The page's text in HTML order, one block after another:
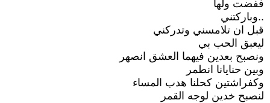
ففضت ولها
..وباركتني
قبل ان تلامسني وتدركني
ليعبق الحب بي
ونصبح بعدين فيهما العشق انصهر
وبين حنايانا انطمر
وكفراشتين كحلنا هدب المساء
لنصبح خدين لوجه القمر